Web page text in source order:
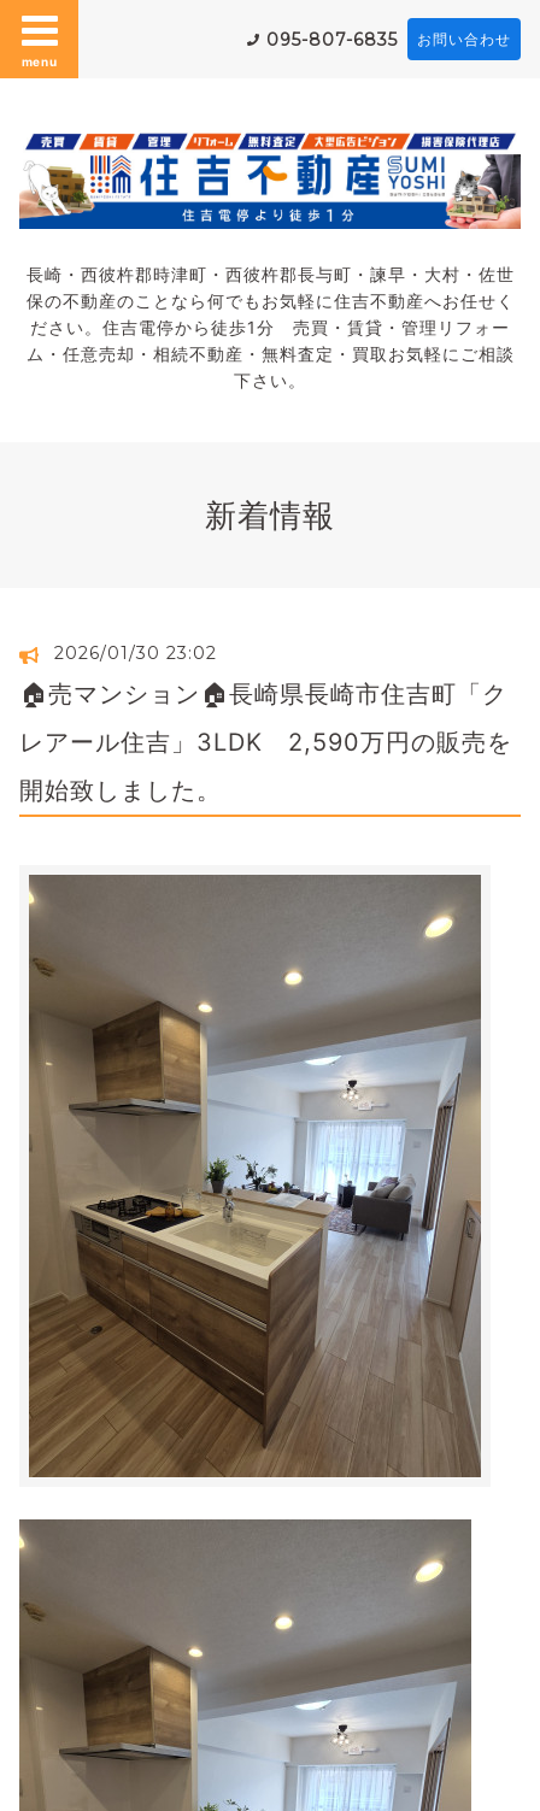
menu
095-807-6835 お問い合わせ
長崎・西彼杵郡時津町・西彼杵郡長与町・諫早・大村・佐世
保の不動産のことなら何でもお気軽に住吉不動産へお任せく
ださい。住吉電停から徒歩1分 売買・賃貸・管理リフォー
ム・任意売却・相続不動産・無料査定・買取お気軽にご相談
下さい。
新着情報
2026/01/30 23:02
🏠売マンション🏠長崎県長崎市住吉町「ク
レアール住吉」3LDK 2,590万円の販売を
開始致しました。